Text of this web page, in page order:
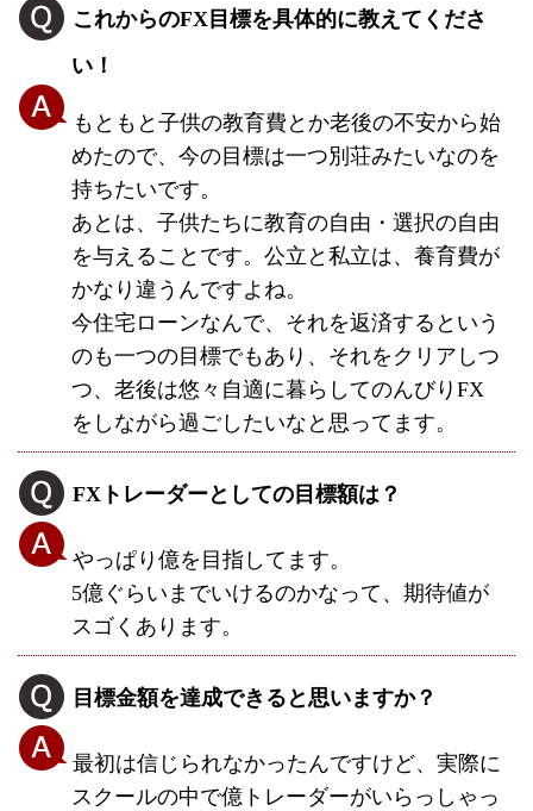
これからのFX目標を具体的に教えてくださ
い！
もともと子供の教育費とか老後の不安から始
めたので、今の目標は一つ別荘みたいなのを
持ちたいです。
あとは、子供たちに教育の自由・選択の自由
を与えることです。公立と私立は、養育費が
かなり違うんですよね。
今住宅ローンなんで、それを返済するという
のも一つの目標でもあり、それをクリアしつ
つ、老後は悠々自適に暮らしてのんびりFX
をしながら過ごしたいなと思ってます。
FXトレーダーとしての目標額は？
やっぱり億を目指してます。
5億ぐらいまでいけるのかなって、期待値が
スゴくあります。
目標金額を達成できると思いますか？
最初は信じられなかったんですけど、実際に
スクールの中で億トレーダーがいらっしゃっ